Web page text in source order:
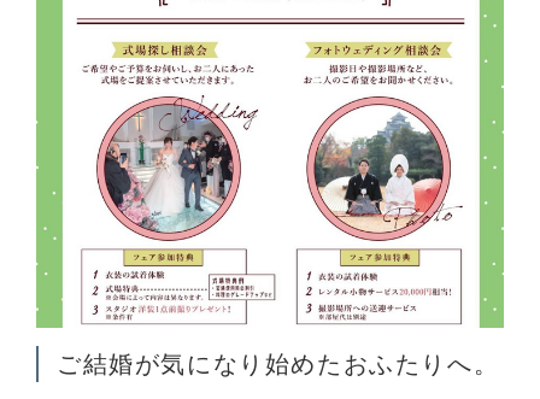
ご結婚が気になり始めたおふたりへ。